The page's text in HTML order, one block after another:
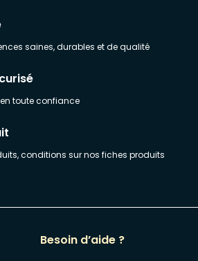
saines, durables et de qualité
toute confiance
conditions sur nos fiches produits
Besoin d’aide ?